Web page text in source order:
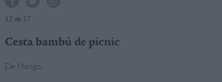
12 de 17
Cesta bambú de picnic
De Mango.